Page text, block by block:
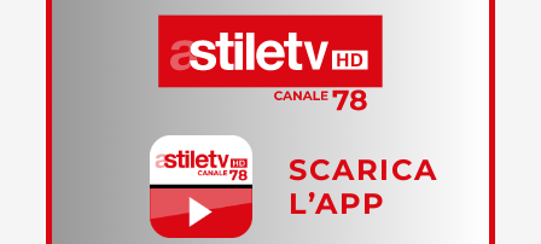
SCARICA
L’APP